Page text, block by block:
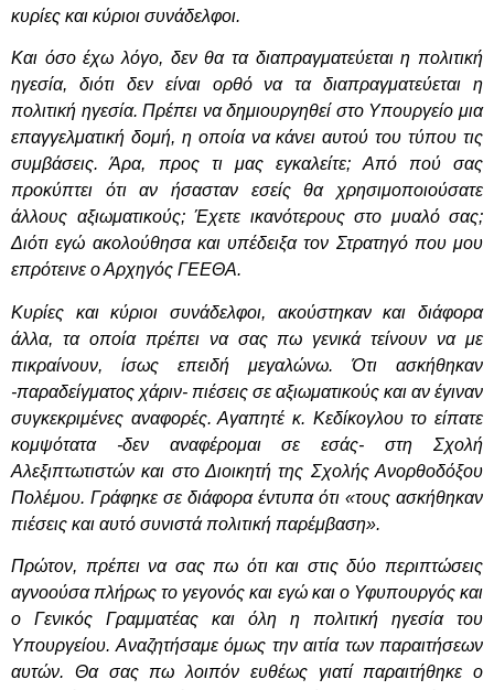
κυρίες και κύριοι συνάδελφοι.
Και όσο έχω λόγο, δεν θα τα διαπραγματεύεται η πολιτική
ηγεσία, διότι δεν είναι ορθό να ταδιαπραγματεύεται η
πολιτική ηγεσία. Πρέπει να δημιουργηθεί στο Υπουργείο μια
επαγγελματική δομή, η οποία να κάνει αυτού του τύπου τις
συμβάσεις. Άρα, προς τι μας εγκαλείτε; Από πού σας
προκύπτει ότι αν ήσασταν εσείς θα χρησιμοποιούσατε
άλλους αξιωματικούς; Έχετε ικανότερους στο μυαλό σας;
Διότι εγώ ακολούθησα και υπέδειξα τον Στρατηγό που μου
επρότεινε ο Αρχηγός ΓΕΕΘΑ.
Κυρίες και κύριοι συνάδελφοι, ακούστηκαν και διάφορα
άλλα, τα οποία πρέπει να σας πω γενικά τείνουν να με
πικραίνουν, ίσως επειδή μεγαλώνω. Ότι ασκήθηκαν
-παραδείγματος χάριν- πιέσεις σε αξιωματικούς και αν έγιναν
συγκεκριμένες αναφορές. Αγαπητέ κ. Κεδίκογλου το είπατε
κομψότατα -δεν αναφέρομαι σε εσάς- στη Σχολή
Αλεξιπτωτιστών και στο Διοικητή της Σχολής Ανορθοδόξου
Πολέμου. Γράφηκε σε διάφορα έντυπα ότι «τους ασκήθηκαν
πιέσεις και αυτό συνιστά πολιτική παρέμβαση».
Πρώτον, πρέπει να σας πω ότι και στις δύο περιπτώσεις
αγνοούσα πλήρως το γεγονός και εγώ και ο Υφυπουργός και
ο Γενικός Γραμματέας και όλη η πολιτική ηγεσία του
Υπουργείου. Αναζητήσαμε όμως την αιτία των παραιτήσεων
αυτών. Θα σας πω λοιπόν ευθέως γιατί παραιτήθηκε ο